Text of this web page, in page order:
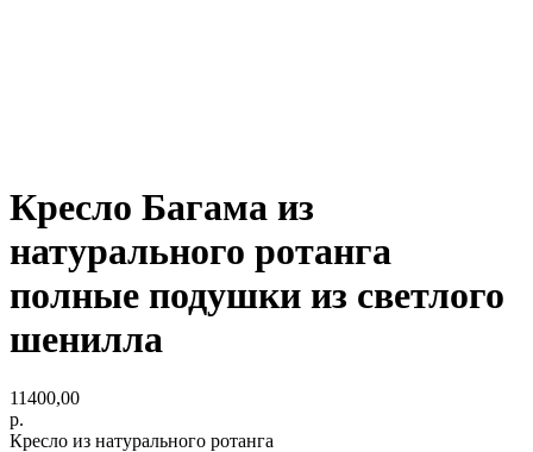
Кресло Багама из
натурального ротанга
полные подушки из светлого
шенилла
11400,00
р.
Кресло из натурального ротанга